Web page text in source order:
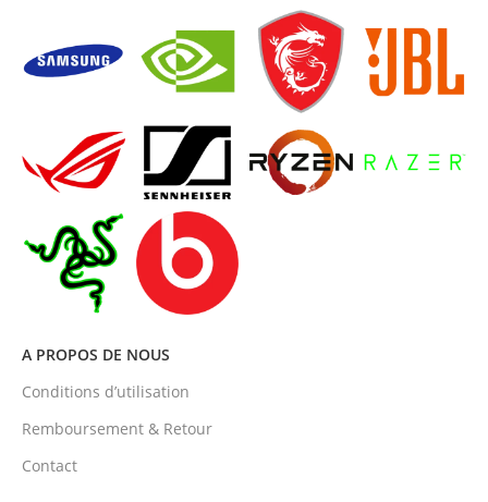
A PROPOS DE NOUS
Conditions d’utilisation
Remboursement & Retour
Contact